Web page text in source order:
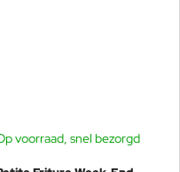
voorraad, snel bezorgd